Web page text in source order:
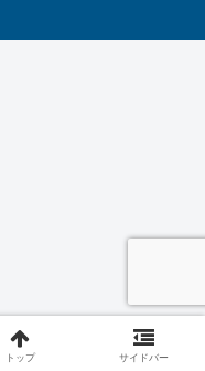
トップ サイドバー